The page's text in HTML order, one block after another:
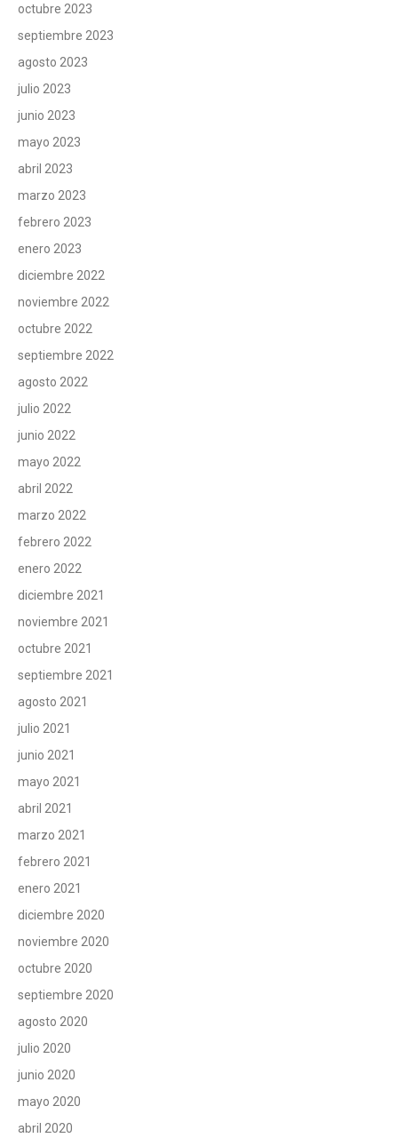
octubre 2023
septiembre 2023
agosto 2023
julio 2023
junio 2023
mayo 2023
abril 2023
marzo 2023
febrero 2023
enero 2023
diciembre 2022
noviembre 2022
octubre 2022
septiembre 2022
agosto 2022
julio 2022
junio 2022
mayo 2022
abril 2022
marzo 2022
febrero 2022
enero 2022
diciembre 2021
noviembre 2021
octubre 2021
septiembre 2021
agosto 2021
julio 2021
junio 2021
mayo 2021
abril 2021
marzo 2021
febrero 2021
enero 2021
diciembre 2020
noviembre 2020
octubre 2020
septiembre 2020
agosto 2020
julio 2020
junio 2020
mayo 2020
abril 2020